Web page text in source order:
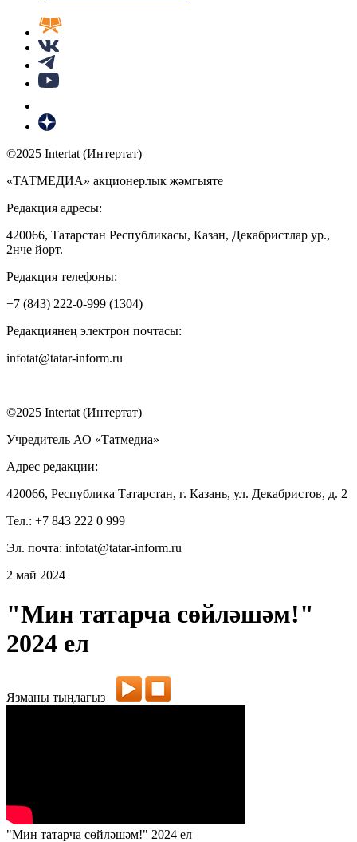
©2025 Intertat (Интертат)
«ТАТМЕДИА» акционерлык җәмгыяте
Редакция адресы:
420066, Татарстан Республикасы, Казан, Декабристлар ур.,
2нче йорт.
Редакция телефоны:
+7 (843) 222-0-999 (1304)
Редакциянең электрон почтасы:
infotat@tatar-inform.ru
©2025 Intertat (Интертат)
Учредитель АО «Татмедиа»
Адрес редакции:
420066, Республика Татарстан, г. Казань, ул. Декабристов, д. 2
Тел.: +7 843 222 0 999
Эл. почта: infotat@tatar-inform.ru
2 май 2024
"Мин татарча сөйләшәм!"
2024 ел
Язманы тыңлагыз
"Мин татарча сөйләшәм!" 2024 ел